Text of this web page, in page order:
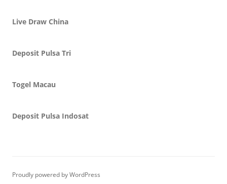
Live Draw China
Deposit Pulsa Tri
Togel Macau
Deposit Pulsa Indosat
Proudly powered by WordPress